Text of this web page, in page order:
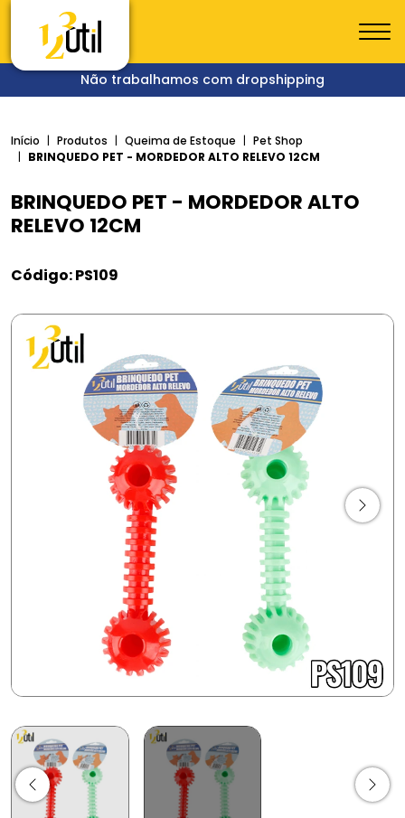
Não trabalhamos com dropshipping
Início Produtos Queima de Estoque
Pet Shop
BRINQUEDO PET - MORDEDOR ALTO RELEVO 12CM
BRINQUEDO PET - MORDEDOR ALTO
RELEVO 12CM
Código: PS109